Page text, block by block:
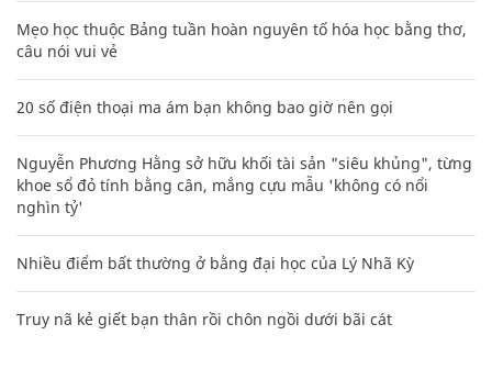
Mẹo học thuộc Bảng tuần hoàn nguyên tố hóa học bằng thơ,
câu nói vui vẻ
20 số điện thoại ma ám bạn không bao giờ nên gọi
Nguyễn Phương Hằng sở hữu khối tài sản "siêu khủng", từng
khoe sổ đỏ tính bằng cân, mắng cựu mẫu 'không có nổi
nghìn tỷ'
Nhiều điểm bất thường ở bằng đại học của Lý Nhã Kỳ
Truy nã kẻ giết bạn thân rồi chôn ngồi dưới bãi cát